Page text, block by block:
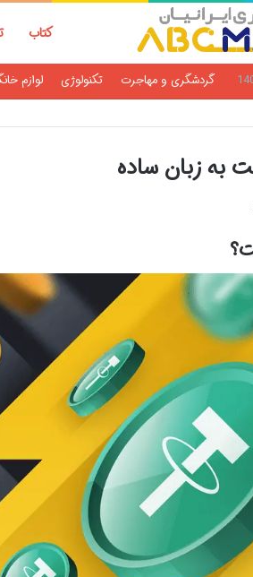
کتاب
گردشگری و مهاجرت تکنولوژی لوازم
به زبان ساده